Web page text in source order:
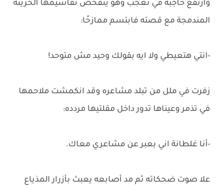
وارتفع حاجبة في تعجب وهو يتفحص تقاسيمها الحزينة
المندمجة مع قصته فابتسم ممازحًا:
-انتي هتعيطي ولا ايه بقولك وحيد مش متوحد!
زفرت في ملل من تبلد مشاعره وقد انكمشت ملاحمها
في تذمر وعيناها تدور داخل مقلتيها مردده:
-أنا غلطانة اني بعبر عن مشاعري معاك.
علا صوت ضحكاته ثم مد أصابعه يعبث بأزرار المذياع